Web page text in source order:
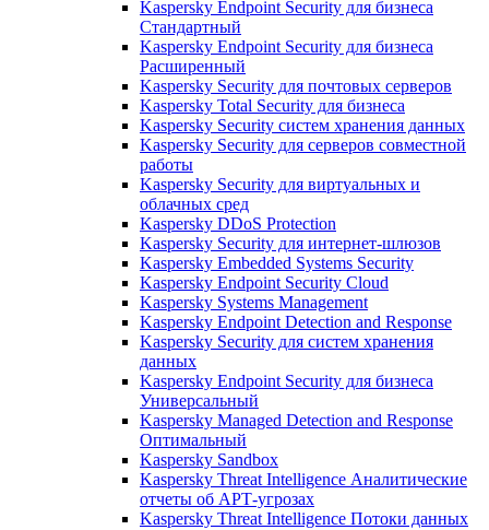
Kaspersky Endpoint Security для бизнеса
Стандартный
Kaspersky Endpoint Security для бизнеса
Расширенный
Kaspersky Security для почтовых серверов
Kaspersky Total Security для бизнеса
Kaspersky Security систем хранения данных
Kaspersky Security для серверов совместной
работы
Kaspersky Security для виртуальных и
облачных сред
Kaspersky DDoS Protection
Kaspersky Security для интернет-шлюзов
Kaspersky Embedded Systems Security
Kaspersky Endpoint Security Cloud
Kaspersky Systems Management
Kaspersky Endpoint Detection and Response
Kaspersky Security для систем хранения
данных
Kaspersky Endpoint Security для бизнеса
Универсальный
Kaspersky Managed Detection and Response
Оптимальный
Kaspersky Sandbox
Kaspersky Threat Intelligence Аналитические
отчеты об АРТ-угрозах
Kaspersky Threat Intelligence Потоки данных